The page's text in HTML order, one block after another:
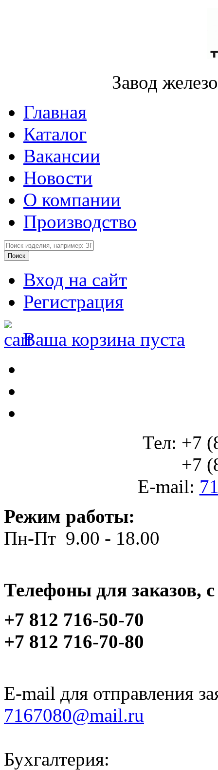
Завод
Главная
Каталог
Вакансии
Новости
О компании
Производство
Вход на сайт
Регистрация
Ваша корзина пуста
Тел: +7
+7
E-mail:
Режим работы:
Пн-Пт 9.00 - 18.00
Телефоны для заказов,
+7 812 716-50-70
+7 812 716-70-80
E-mail для отправления
7167080@mail.ru
Бухгалтерия: